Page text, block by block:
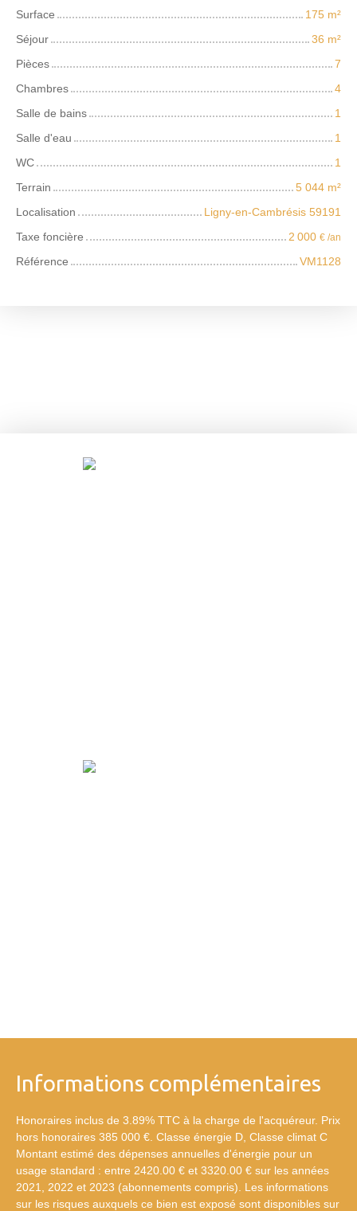
Surface 175 m²
Séjour
36 m²
Pièces
7
Chambres
4
Salle de bains
1
Salle d'eau
1
WC
1
Terrain
5 044 m²
Localisation
Ligny-en-Cambrésis 59191
Taxe foncière
2 000 € /an
Référence VM1128
Informations complémentaires
Honoraires inclus de 3.89% TTC à la charge de l'acquéreur. Prix
hors honoraires 385 000 €. Classe énergie D, Classe climat C
Montant estimé des dépenses annuelles d'énergie pour un
usage standard : entre 2420.00 € et 3320.00 € sur les années
2021, 2022 et 2023 (abonnements compris). Les informations
sur les risques auxquels ce bien est exposé sont disponibles sur